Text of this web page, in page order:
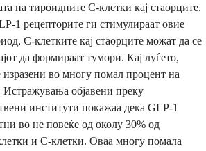
на тироидните C-клетки кај стаорците.
1 рецепторите ги стимулираат овие
C-клетките кај стаорците можат да се
да формираат тумори. Кај луѓето,
изразени во многу помал процент на
објавени преку
институти покажаа дека GLP-1
во не повеќе од околу 30% од
и C-клетки. Оваа многу помала